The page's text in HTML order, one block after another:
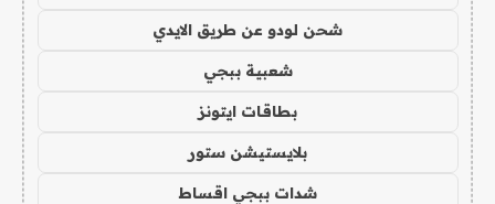
شحن لودو عن طريق الايدي
شعبية ببجي
بطاقات ايتونز
بلايستيشن ستور
شدات ببجي اقساط